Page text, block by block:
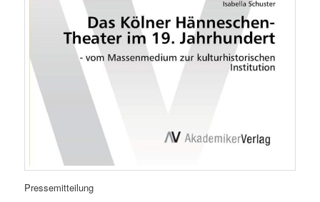
Pressemitteilung